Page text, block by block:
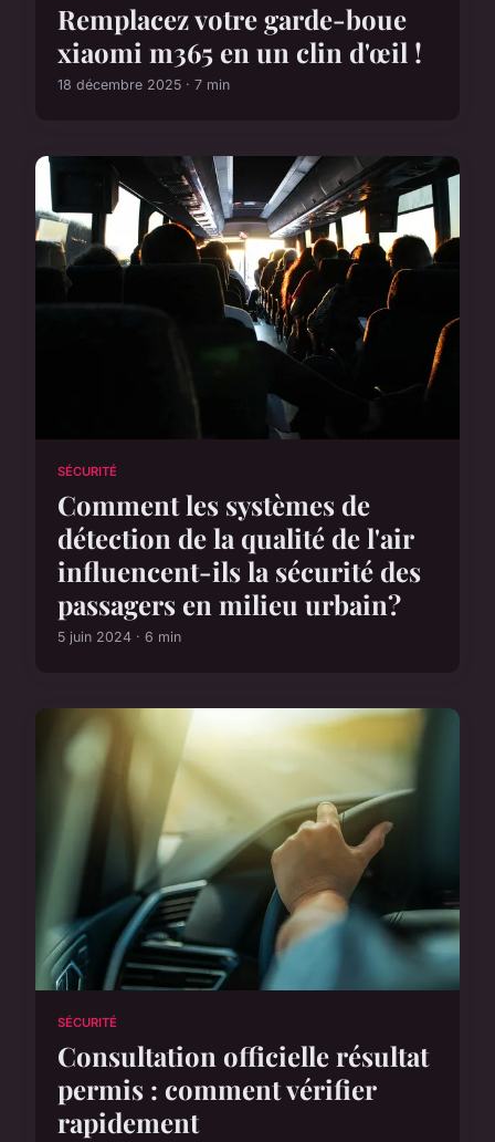
Remplacez votre garde-boue
xiaomi m365 en un clin d'œil !
18 décembre 2025 · 7 min
SÉCURITÉ
Comment les systèmes de
détection de la qualité de l'air
influencent-ils la sécurité des
passagers en milieu urbain?
5 juin 2024 · 6 min
SÉCURITÉ
Consultation officielle résultat
permis : comment vérifier
rapidement